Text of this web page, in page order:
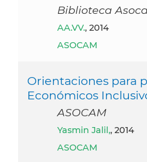
Biblioteca
AA.VV., 2014
ASOCAM
Orientaciones para
Económicos
ASOCAM
Yasmin Jalil,, 2014
ASOCAM